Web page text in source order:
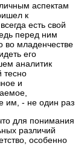
аспектам
к
есть свой
перед ним
во младенчестве
его
аналитик
тесно
и
им, - не один раз
для понимания
различий
особенно